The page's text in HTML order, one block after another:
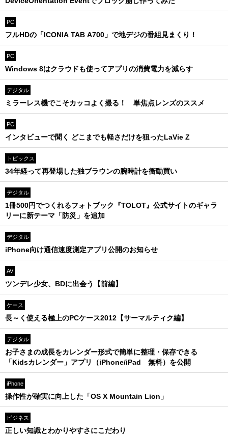
PC
フルHDの「ICONIA TAB A700」で地デジの番組見まくり！
PC
Windows 8はクラウドも使ってアプリの消費電力を減らす
デジタル
ミラーレス機でこそカッコよく撮る！ 単焦点レンズのススメ
PC
インタビューで聞く どこまでも軽さだけを狙ったLaVie Z
トピックス
34年経って再登場した独ブラウンの腕時計を衝動買い
デジタル
1冊500円でつくれるフォトブック『TOLOT』公式サイトのギャラ
リーに新テーマ「防災」を追加
デジタル
iPhone向け通信速度測定アプリ公開のお知らせ
AV
ツンデレ少女、BDに出会う【前編】
ケース
長～く使える極上のPCケース2012【サーマルティク編】
デジタル
お子さまの成長をカレンダー形式で簡単に整理・保存できる
「Kidsカレンダー」アプリ（iPhone/iPad 無料）を公開
iPhone
操作性が確実に向上した「OS X Mountain Lion」
ビジネス
正しい知識とわかりやすさにこだわり